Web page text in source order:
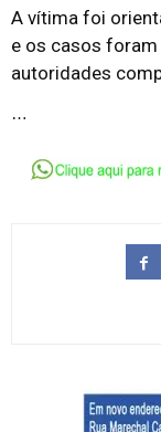
A vítima foi
e os casos
autoridades
…